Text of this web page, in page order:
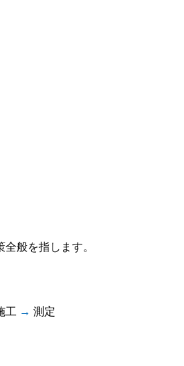
般を指します。
工 → 測定